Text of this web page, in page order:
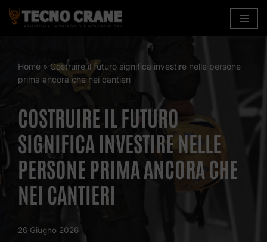
Home » Costruire il futuro significa investire nelle persone
prima ancora che nei cantieri
COSTRUIRE IL FUTURO
SIGNIFICA INVESTIRE NELLE
PERSONE PRIMA ANCORA CHE
NEI CANTIERI
26 Giugno 2026